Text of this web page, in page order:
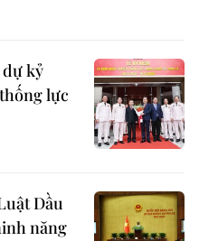
kỷ
lực
Dầu
năng